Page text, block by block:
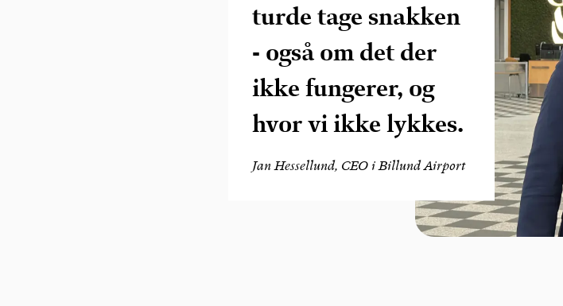
turde tage snakken
- også om det der
ikke fungerer, og
hvor vi ikke lykkes.
Jan Hessellund, CEO i Billund Airport